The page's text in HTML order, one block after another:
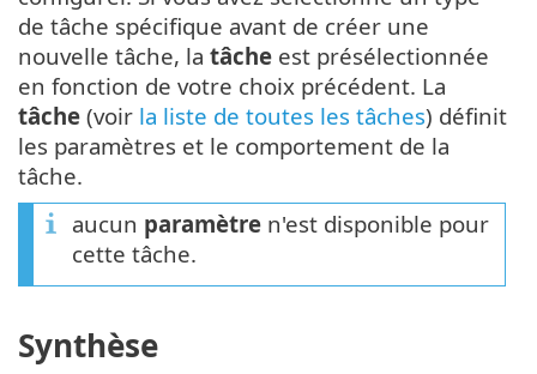
de tâche spécifique avant de créer une
nouvelle tâche, la tâche est présélectionnée
en fonction de votre choix précédent. La
tâche (voir la liste de toutes les tâches) définit
les paramètres et le comportement de la
tâche.
aucun paramètre n'est disponible pour
cette tâche.
Synthèse